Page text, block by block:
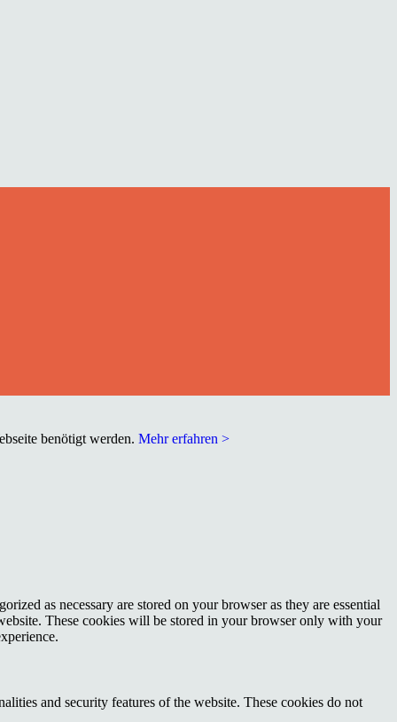
benötigt werden. Mehr erfahren >
as necessary are stored on your browser as they are essential
These cookies will be stored in your browser only with your
and security features of the website. These cookies do not